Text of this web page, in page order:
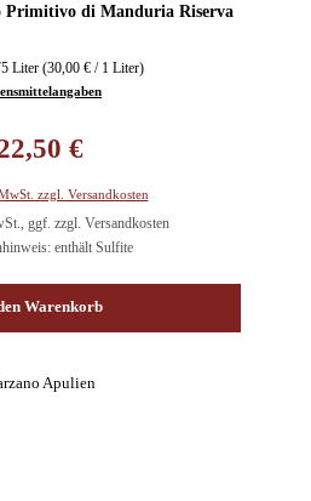
Primitivo di Manduria Riserva
Liter (30,00 € / 1 Liter)
€
zzgl. Versandkosten
ggf. zzgl. Versandkosten
enthält Sulfite
Warenkorb